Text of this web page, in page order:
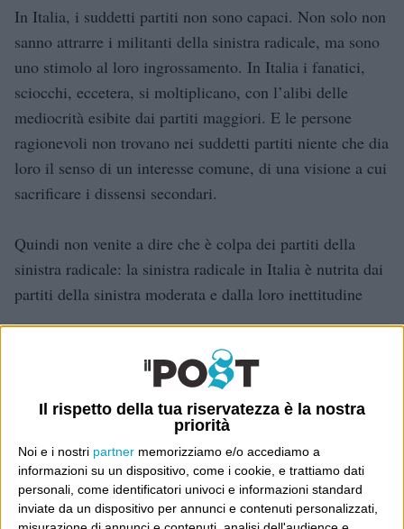
Il rispetto della tua riservatezza è la nostra
priorità
Noi e i nostri partner memorizziamo e/o accediamo a
informazioni su un dispositivo, come i cookie, e trattiamo dati
personali, come identificatori univoci e informazioni standard
inviate da un dispositivo per annunci e contenuti personalizzati,
In Italia, i suddetti partiti non sono capaci. Non solo non
sanno attrarre i militanti della sinistra radicale, ma sono
uno stimolo al loro ingrossamento. In Italia i fanatici,
sciocchi, eccetera, si moltiplicano, con l’alibi delle
mediocrità esibite dai partiti maggiori. E le persone
ragionevoli non trovano nei suddetti partiti niente che dia
loro il senso di un interesse comune, di una visione a cui
sacrificare i dissensi secondari.
Quindi non venite a dire che è colpa dei partiti della
sinistra radicale: la sinistra radicale in Italia è nutrita dai
partiti della sinistra moderata e dalla loro inettitudine
Wittgenstein è il blog di Luca Sofri, il fondatore e
direttore editoriale del giornale online il Post. Forse
sei qui perché conosci già il Post, o forse sei
capitato qui per altri giri.
In questo secondo caso, e se Wittgenstein ti piace,